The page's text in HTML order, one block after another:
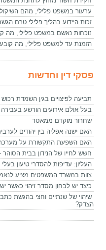
ערעור במשפט פלילי, מהם
זכות היידוע בהליך פלילי טרם
נוכחות נאשם במשפט פלילי, מה
הזמנת עד למשפט פלילי, מה
פסקי דין וחדשות
תביעה לפיצויים בגין השמדת
בעל אולם אירועים הורשע
שחרור מוקדם ממאסר
האם ישנה אפליה בין יהודים
האם השפעת התקשורת על
חשש לחייו של הנידון בבית הסוהר
העליון: עדיפות להסדרי טיעון
צוות במשרד המשפטים מציע
כיצד יש לבחון מסדר זיהוי כאשר
שיהוי של שנתיים וחצי בהגשת
הצדק?